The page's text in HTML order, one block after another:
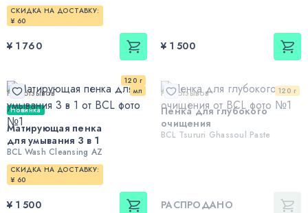
СКИДКА НА ДОСТАВКУ:
¥ 60
¥ 1 760 ¥ 1 500
120 г
мл
Нет отзывов
Новинка
Матирующая пенка
для умывания 3 в 1
BCL Wash Cleansing AZ
СКИДКА НА ДОСТАВКУ:
¥ 60
¥ 1 500
120 г
Нет отзывов
Пенка для глубокого
очищения
BCL Tsururi Ghassoul Paste
РАСПРОДАНО